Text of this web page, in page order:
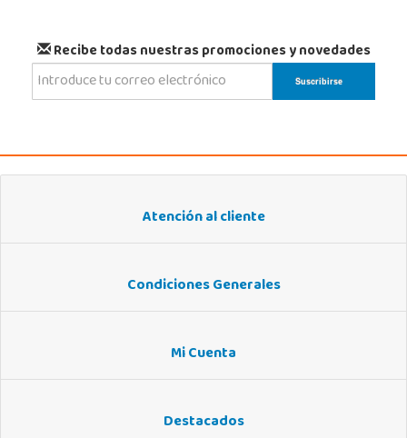
Recibe todas nuestras promociones y novedades
Atención al cliente
Condiciones Generales
Mi Cuenta
Destacados